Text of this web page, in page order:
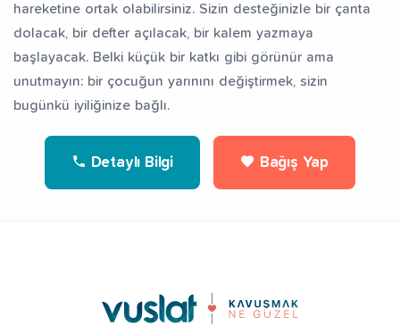
hareketine ortak olabilirsiniz. Sizin desteğinizle bir çanta
dolacak, bir defter açılacak, bir kalem yazmaya
başlayacak. Belki küçük bir katkı gibi görünür ama
unutmayın: bir çocuğun yarınını değiştirmek, sizin
bugünkü iyiliğinize bağlı.
Detaylı Bilgi Bağış Yap